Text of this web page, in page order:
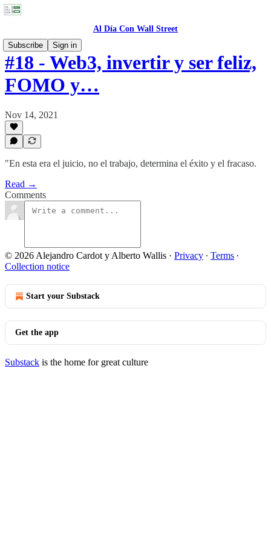
Al Día Con Wall Street
Subscribe
Sign in
#18 - Web3, invertir y ser feliz,
FOMO y…
Nov 14, 2021
"En esta era el juicio, no el trabajo, determina el éxito y el fracaso.
Read →
Comments
© 2026 Alejandro Cardot y Alberto Wallis · Privacy ∙ Terms ∙
Collection notice
Start your Substack
Get the app
Substack is the home for great culture